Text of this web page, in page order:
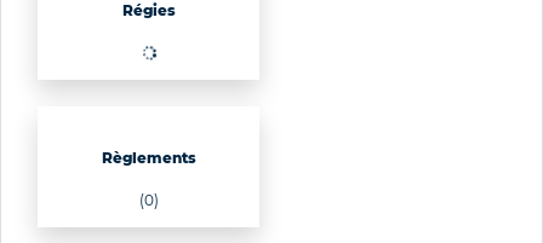
Régies
Règlements
(0)